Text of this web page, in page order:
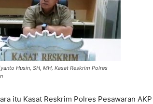
Husin, SH, MH, Kasat Reskrim Polres
itu Kasat Reskrim Polres Pesawaran